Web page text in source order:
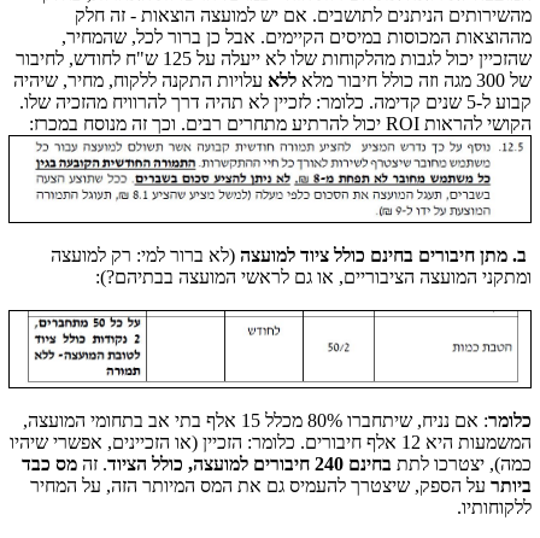
מהשירותים הניתנים לתושבים. אם יש למועצה הוצאות - זה חלק
מההוצאות המכוסות במיסים הקיימים. אבל כן ברור לכל, שהמחיר,
שהזכיין יכול לגבות מהלקוחות שלו לא ייעלה על 125 ש"ח לחודש, לחיבור
של 300 מגה וזה כולל חיבור מלא
ללא עלויות התקנה ללקוח, מחיר, שיהיה
קבוע ל-5 שנים קדימה. כלומר: לזכיין לא תהיה דרך להרוויח מהזכיה שלו.
הקושי להראות ROI יכול להרתיע מתחרים רבים. וכך זה מנוסח במכרז:
ב. מתן חיבורים בחינם כולל ציוד למועצה (לא ברור למי: רק למועצה
ומתקני המועצה הציבוריים, או גם לראשי המועצה בבתיהם?):
כלומר
: אם נניח, שיתחברו 80% מכלל 15 אלף בתי אב בתחומי המועצה,
המשמעות היא 12 אלף חיבורים. כלומר: הזכיין (או הזכיינים, אפשרי שיהיו
כמה), יצטרכו לתת בחינם 240 חיבורים למועצה, כולל הציוד . זה מס כבד
ביותר על הספק, שיצטרך להעמיס גם את המס המיותר הזה, על המחיר
ללקוחותיו.